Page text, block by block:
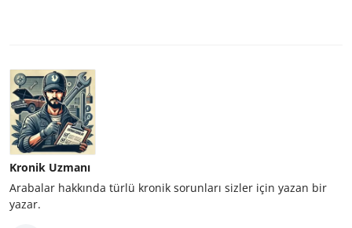
Kronik Uzmanı
Arabalar hakkında türlü kronik sorunları sizler için yazan bir
yazar.